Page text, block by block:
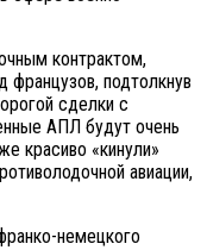
контрактом,
французов, подтолкнув
сделки с
АПЛ будут очень
красиво «кинули»
авиации,
немецкого